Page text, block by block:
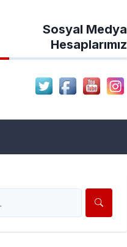
Sitesi
Sosyal Medya
Hesaplarımız